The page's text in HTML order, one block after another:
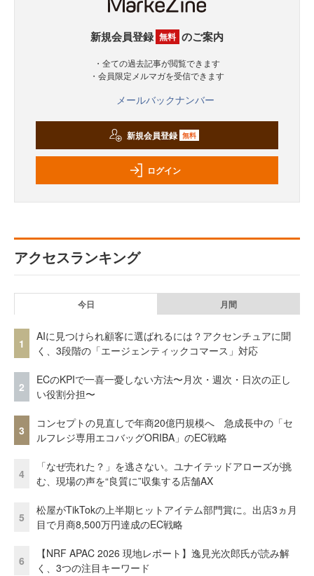
新規会員登録 無料 のご案内
・全ての過去記事が閲覧できます
・会員限定メルマガを受信できます
メールバックナンバー
新規会員登録 無料
ログイン
アクセスランキング
今日 月間
1
AIに見つけられ顧客に選ばれるには？アクセンチュアに聞
く、3段階の「エージェンティックコマース」対応
2
ECのKPIで一喜一憂しない方法〜月次・週次・日次の正し
い役割分担〜
3
コンセプトの見直しで年商20億円規模へ 急成長中の「セ
ルフレジ専用エコバッグORIBA」のEC戦略
4
「なぜ売れた？」を逃さない。ユナイテッドアローズが挑
む、現場の声を“良質に”収集する店舗AX
5
松屋がTikTokの上半期ヒットアイテム部門賞に。出店3ヵ月
目で月商8,500万円達成のEC戦略
6
【NRF APAC 2026 現地レポート】逸見光次郎氏が読み解
く、3つの注目キーワード